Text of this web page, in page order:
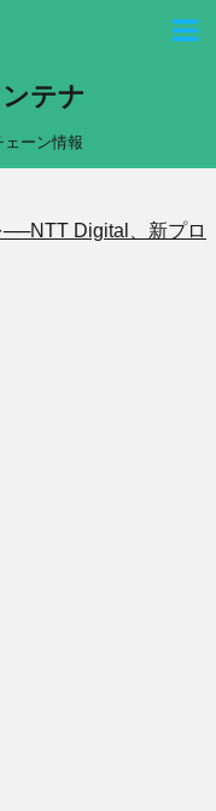
テナ
ーン情報
Digital、新プロ